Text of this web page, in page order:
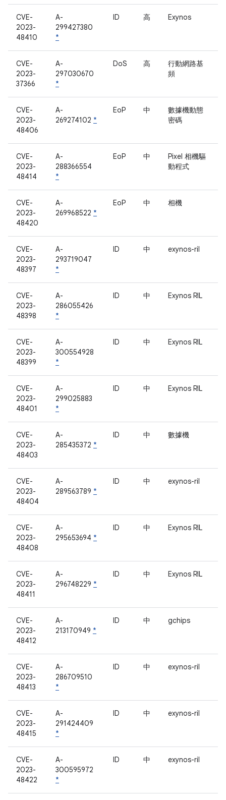
CVE-
2023-
48410
A-
299427380
*
ID 高 Exynos
CVE-
2023-
37366
A-
297030670
*
DoS 高
行動網路基
頻
CVE-
2023-
48406
A-
269274102 *
EoP 中
數據機動態
密碼
CVE-
2023-
48414
A-
288366554
*
EoP 中
Pixel 相機驅
動程式
CVE-
2023-
48420
A-
269968522 *
EoP 中 相機
CVE-
2023-
48397
A-
293719047
*
ID 中 exynos-ril
CVE-
2023-
48398
A-
286055426
*
ID 中 Exynos RIL
CVE-
2023-
48399
A-
300554928
*
ID 中 Exynos RIL
CVE-
2023-
48401
A-
299025883
*
ID 中 Exynos RIL
CVE-
2023-
48403
A-
285435372 *
ID 中 數據機
CVE-
2023-
48404
A-
289563789 *
ID 中 exynos-ril
CVE-
2023-
48408
A-
295653694 *
ID 中 Exynos RIL
CVE-
2023-
48411
A-
296748229 *
ID 中 Exynos RIL
CVE-
2023-
48412
A-
213170949 *
ID 中 gchips
CVE-
2023-
48413
A-
286709510
*
ID 中 exynos-ril
CVE-
2023-
48415
A-
291424409
*
ID 中 exynos-ril
CVE-
2023-
48422
A-
300595972
*
ID 中 exynos-ril